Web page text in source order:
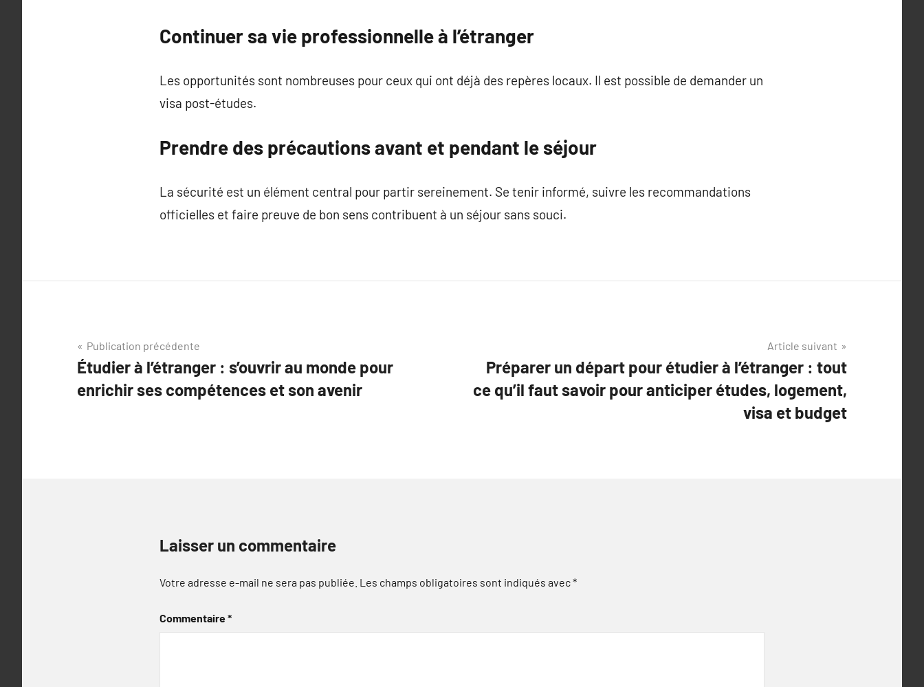
Continuer sa vie professionnelle à l’étranger
Les opportunités sont nombreuses pour ceux qui ont déjà des repères locaux. Il est possible de demander un
visa post-études.
Prendre des précautions avant et pendant le séjour
La sécurité est un élément central pour partir sereinement. Se tenir informé, suivre les recommandations
officielles et faire preuve de bon sens contribuent à un séjour sans souci.
Navigation
de
l’article
Publication précédente
Étudier à l’étranger : s’ouvrir au monde pour
enrichir ses compétences et son avenir
Article suivant
Préparer un départ pour étudier à l’étranger : tout
ce qu’il faut savoir pour anticiper études, logement,
visa et budget
Laisser un commentaire
Votre adresse e-mail ne sera pas publiée. Les champs obligatoires sont indiqués avec*
Commentaire*